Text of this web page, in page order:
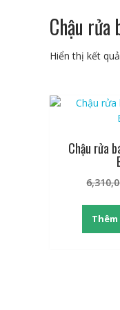
Chậu rửa
Hiển thị kết
Chậu rửa